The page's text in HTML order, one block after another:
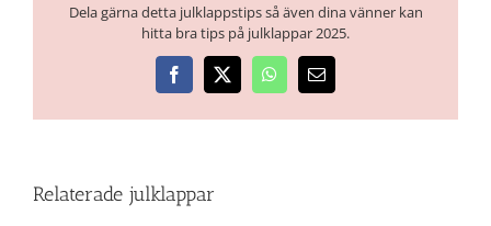
Dela gärna detta julklappstips så även dina vänner kan
hitta bra tips på julklappar 2025.
Facebook
X WhatsApp
E-
Relaterade julklappar